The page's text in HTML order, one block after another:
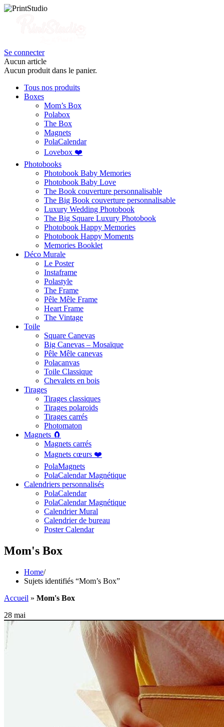
Se connecter
Aucun article
Aucun produit dans le panier.
Tous nos produits
Boxes
Mom’s Box
Polabox
The Box
Magnets
PolaCalendar
Lovebox ❤️
Photobooks
Photobook Baby Memories
Photobook Baby Love
The Book couverture personnalisable
The Big Book couverture personnalisable
Luxury Wedding Photobook
The Big Square Luxury Photobook
Photobook Happy Memories
Photobook Happy Moments
Memories Booklet
Déco Murale
Le Poster
Instaframe
Polastyle
The Frame
Pêle Mêle Frame
Heart Frame
The Vintage
Toile
Square Canevas
Big Canevas – Mosaïque
Pêle Mêle canevas
Polacanvas
Toile Classique
Chevalets en bois
Tirages
Tirages classiques
Tirages polaroids
Tirages carrés
Photomaton
Magnets 🧲
Magnets carrés
Magnets cœurs ❤️
PolaMagnets
PolaCalendar Magnétique
Calendriers personnalisés
PolaCalendar
PolaCalendar Magnétique
Calendrier Mural
Calendrier de bureau
Poster Calendar
Mom's Box
Home/
Sujets identifiés “Mom’s Box”
Accueil » Mom's Box
28 mai